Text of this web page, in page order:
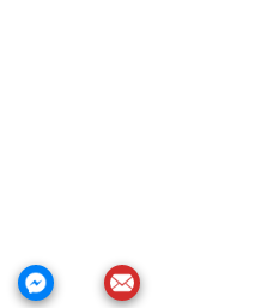
2022. All Rights Reserved